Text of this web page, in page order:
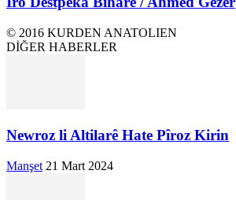
© 2016 KURDEN ANATOLIEN
DİĞER HABERLER
Newroz li Altilarê Hate Pîroz Kirin
Manşet 21 Mart 2024